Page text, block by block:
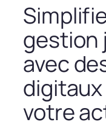
gestion
avec
votre